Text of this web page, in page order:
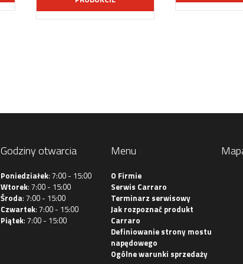
Godziny otwarcia
Poniedziałek: 7:00 - 15:00
Wtorek: 7:00 - 15:00
Środa: 7:00 - 15:00
Czwartek: 7:00 - 15:00
Piątek: 7:00 - 15:00
Menu
O Firmie
Serwis Carraro
Terminarz serwisowy
Jak rozpoznać produkt
Carraro
Definiowanie strony mostu
napędowego
Ogólne warunki sprzedaży